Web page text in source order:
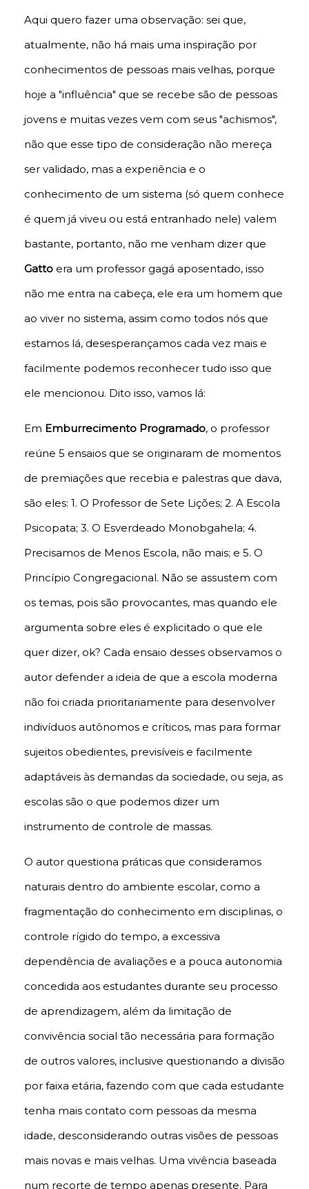
Aqui quero fazer uma observação: sei que,
atualmente, não há mais uma inspiração por
conhecimentos de pessoas mais velhas, porque
hoje a "influência" que se recebe são de pessoas
jovens e muitas vezes vem com seus "achismos",
não que esse tipo de consideração não mereça
ser validado, mas a experiência e o
conhecimento de um sistema (só quem conhece
é quem já viveu ou está entranhado nele) valem
bastante, portanto, não me venham dizer que
Gatto era um professor gagá aposentado, isso
não me entra na cabeça, ele era um homem que
ao viver no sistema, assim como todos nós que
estamos lá, desesperançamos cada vez mais e
facilmente podemos reconhecer tudo isso que
ele mencionou. Dito isso, vamos lá:
Em Emburrecimento Programado, o professor
reúne 5 ensaios que se originaram de momentos
de premiações que recebia e palestras que dava,
são eles: 1. O Professor de Sete Lições; 2. A Escola
Psicopata; 3. O Esverdeado Monobgahela; 4.
Precisamos de Menos Escola, não mais; e 5. O
Princípio Congregacional. Não se assustem com
os temas, pois são provocantes, mas quando ele
argumenta sobre eles é explicitado o que ele
quer dizer, ok? Cada ensaio desses observamos o
autor defender a ideia de que a escola moderna
não foi criada prioritariamente para desenvolver
indivíduos autônomos e críticos, mas para formar
sujeitos obedientes, previsíveis e facilmente
adaptáveis às demandas da sociedade, ou seja, as
escolas são o que podemos dizer um
instrumento de controle de massas.
O autor questiona práticas que consideramos
naturais dentro do ambiente escolar, como a
fragmentação do conhecimento em disciplinas, o
controle rígido do tempo, a excessiva
dependência de avaliações e a pouca autonomia
concedida aos estudantes durante seu processo
de aprendizagem, além da limitação de
convivência social tão necessária para formação
de outros valores, inclusive questionando a divisão
por faixa etária, fazendo com que cada estudante
tenha mais contato com pessoas da mesma
idade, desconsiderando outras visões de pessoas
mais novas e mais velhas. Uma vivência baseada
num recorte de tempo apenas presente. Para